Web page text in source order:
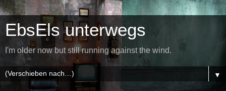
EbsEls unterwegs
I'm older now but still running against the wind.
▼